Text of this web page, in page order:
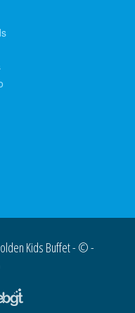
Kids Buffet - © -